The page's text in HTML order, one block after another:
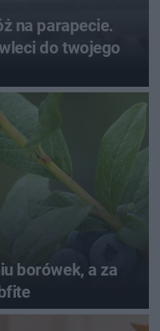
na parapecie.
do twojego
borówek, a za